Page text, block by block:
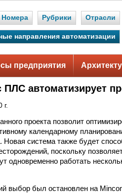
Номера Рубрики Отрасли
направления автоматизации
предприятия
автоматизирует
г.
проекта позволит
календарному
Новая система также будет
поскольку
одновременно работать
выбор был остановлен на